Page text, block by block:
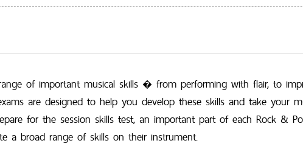
of important musical skills � from performing with flair, to
are designed to help you develop these skills and take your
for the session skills test, an important part of each Rock &
a broad range of skills on their instrument.